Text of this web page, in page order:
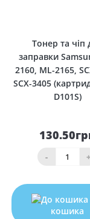
Тонер та чіп
заправки
2160, ML-2165,
SCX-3405
D101S)
- +
кошика